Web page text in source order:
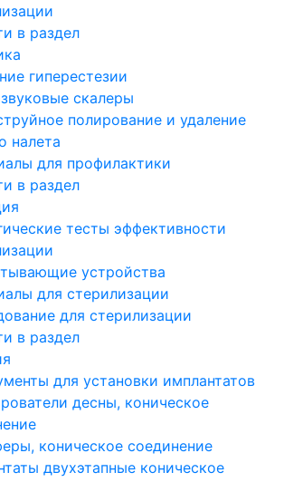
в раздел
гиперестезии
скалеры
полирование и удаление
налета
для профилактики
в раздел
тесты эффективности
устройства
для стерилизации
для стерилизации
в раздел
для установки имплантатов
десны, коническое
коническое соединение
двухэтапные коническое